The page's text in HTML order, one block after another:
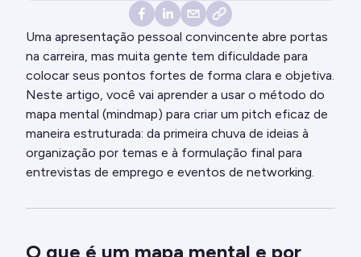
Uma apresentação pessoal convincente abre portas
na carreira, mas muita gente tem dificuldade para
colocar seus pontos fortes de forma clara e objetiva.
Neste artigo, você vai aprender a usar o método do
mapa mental (mindmap) para criar um pitch eficaz de
maneira estruturada: da primeira chuva de ideias à
organização por temas e à formulação final para
entrevistas de emprego e eventos de networking.
O que é um mapa mental e por